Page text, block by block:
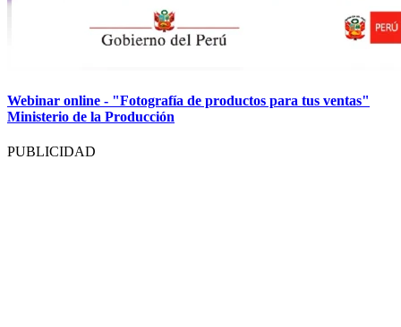
Webinar online - "Fotografía de productos para tus ventas"
Ministerio de la Producción
PUBLICIDAD